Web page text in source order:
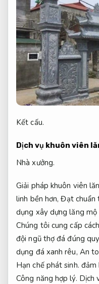
Kết cấu.
Dịch vụ khuôn viên
Nhà xưởng.
Giải pháp khuôn viên
linh bền hơn,Đạt chuẩn
dụng xây dựng lăng
Chúng tôi cung cấp
đội ngũ thợ đá đúng
dụng đá xanh rêu, An
Hạn chế phát sinh. đảm
Công năng hợp lý. Dịch